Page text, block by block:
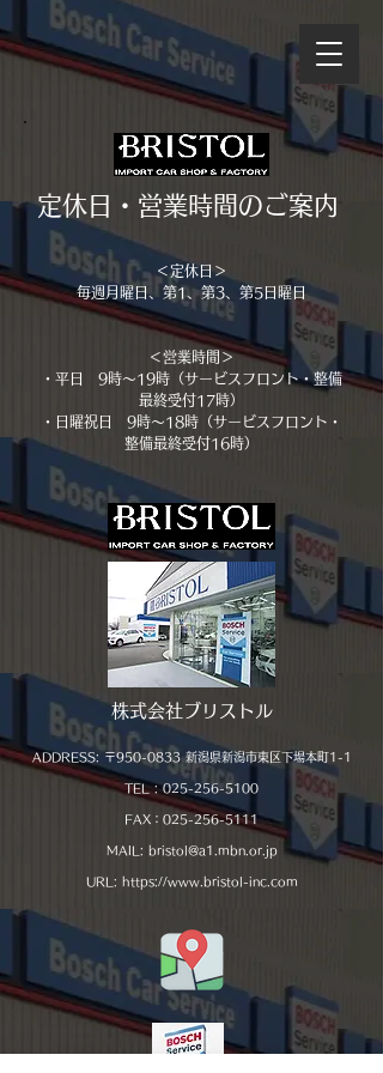
​定休日・営業時間のご案内
＜定休日＞
毎週月曜日、第1、第3、第5日曜日
＜営業時間＞
・平日 9時〜19時（サービスフロント・整備
最終受付17時）
・日曜祝日 9時〜18時（サービスフロント・
整備最終受付16時）
株式会社ブリストル​
ADDRESS: 〒950-0833 新潟県新潟市東区下場本町1-1
TEL :025-256-5100
​FAX：025-256-5111
MAIL: bristol@a1.mbn.or.jp
URL: https://www.bristol-inc.com